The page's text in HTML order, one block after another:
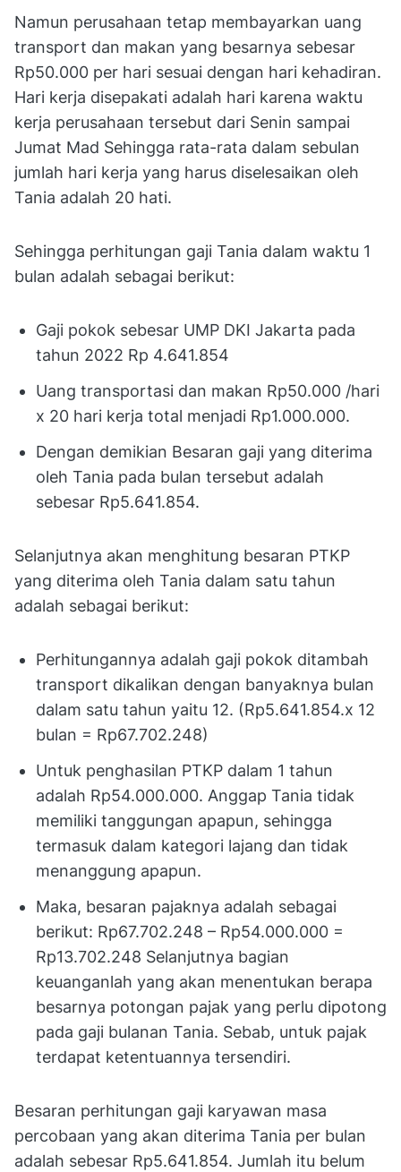
Namun perusahaan tetap membayarkan uang
transport dan makan yang besarnya sebesar
Rp50.000 per hari sesuai dengan hari kehadiran.
Hari kerja disepakati adalah hari karena waktu
kerja perusahaan tersebut dari Senin sampai
Jumat Mad Sehingga rata-rata dalam sebulan
jumlah hari kerja yang harus diselesaikan oleh
Tania adalah 20 hati.
Sehingga perhitungan gaji Tania dalam waktu 1
bulan adalah sebagai berikut:
Gaji pokok sebesar UMP DKI Jakarta pada
tahun 2022 Rp 4.641.854
Uang transportasi dan makan Rp50.000 /hari
x 20 hari kerja total menjadi Rp1.000.000.
Dengan demikian Besaran gaji yang diterima
oleh Tania pada bulan tersebut adalah
sebesar Rp5.641.854.
Selanjutnya akan menghitung besaran PTKP
yang diterima oleh Tania dalam satu tahun
adalah sebagai berikut:
Perhitungannya adalah gaji pokok ditambah
transport dikalikan dengan banyaknya bulan
dalam satu tahun yaitu 12. (Rp5.641.854.x 12
bulan = Rp67.702.248)
Untuk penghasilan PTKP dalam 1 tahun
adalah Rp54.000.000. Anggap Tania tidak
memiliki tanggungan apapun, sehingga
termasuk dalam kategori lajang dan tidak
menanggung apapun.
Maka, besaran pajaknya adalah sebagai
berikut: Rp67.702.248 – Rp54.000.000 =
Rp13.702.248 Selanjutnya bagian
keuanganlah yang akan menentukan berapa
besarnya potongan pajak yang perlu dipotong
pada gaji bulanan Tania. Sebab, untuk pajak
terdapat ketentuannya tersendiri.
Besaran perhitungan gaji karyawan masa
percobaan yang akan diterima Tania per bulan
adalah sebesar Rp5.641.854. Jumlah itu belum